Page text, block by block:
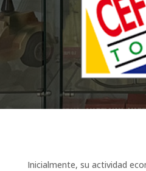
Inicialmente, su actividad